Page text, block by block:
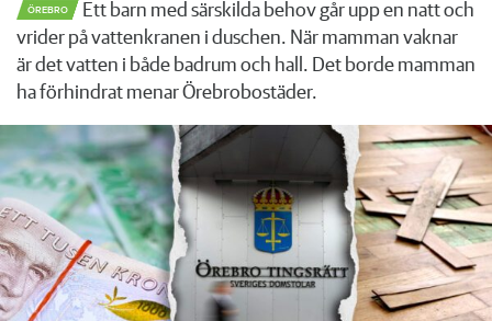
ÖREBRO
Ett barn med särskilda behov går upp en natt och
vrider på vattenkranen i duschen. När mamman vaknar
är det vatten i både badrum och hall. Det borde mamman
ha förhindrat menar Örebrobostäder.